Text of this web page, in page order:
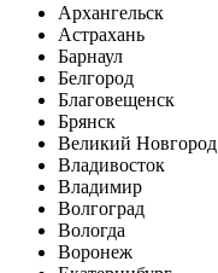
Архангельск
Астрахань
Барнаул
Белгород
Благовещенск
Брянск
Великий Новгород
Владивосток
Владимир
Волгоград
Вологда
Воронеж